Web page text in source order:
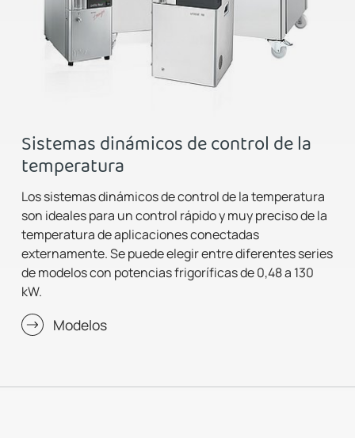
Sistemas dinámicos de control de la
temperatura
Los sistemas dinámicos de control de la temperatura
son ideales para un control rápido y muy preciso de la
temperatura de aplicaciones conectadas
externamente. Se puede elegir entre diferentes series
de modelos con potencias frigoríficas de 0,48 a 130
kW.
Modelos